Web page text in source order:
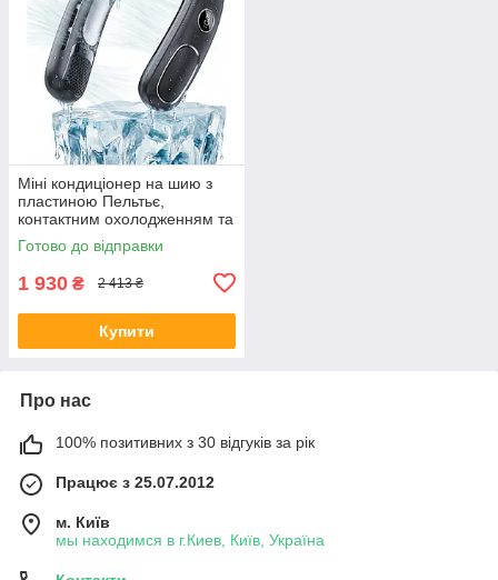
Міні кондиціонер на шию з
пластиною Пельтьє,
контактним охолодженням та
LED-дисплеєм
Готово до відправки
1 930 ₴ 2 413 ₴
Купити
Про нас
100% позитивних з 30 відгуків за рік
Працює з 25.07.2012
м. Київ
мы находимся в г.Киев, Київ, Україна